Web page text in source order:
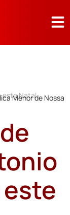
este Natal
Menor de Nossa
este